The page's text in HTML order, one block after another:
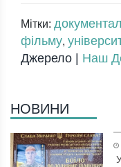
Мітки:
фільму,
Джерело | Наш
НОВИНИ